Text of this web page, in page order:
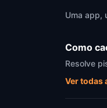
Uma app,
Como
Resolve
Ver todas